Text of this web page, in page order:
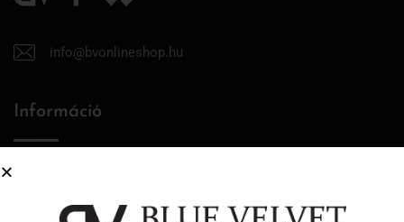
info@bvonlineshop.hu
Információ
Törzsvásárlói program